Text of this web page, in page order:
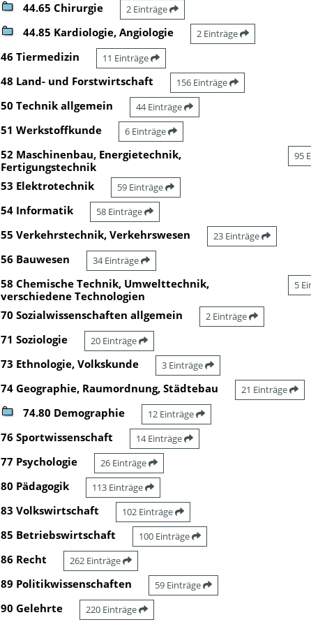
44.65 Chirurgie 2 Einträge
44.85 Kardiologie, Angiologie 2 Einträge
46 Tiermedizin 11 Einträge
48 Land- und Forstwirtschaft 156 Einträge
50 Technik allgemein 44 Einträge
51 Werkstoffkunde 6 Einträge
52 Maschinenbau, Energietechnik,
Fertigungstechnik
95
53 Elektrotechnik 59 Einträge
54 Informatik 58 Einträge
55 Verkehrstechnik, Verkehrswesen 23 Einträge
56 Bauwesen 34 Einträge
58 Chemische Technik, Umwelttechnik,
verschiedene Technologien
5
70 Sozialwissenschaften allgemein 2 Einträge
71 Soziologie 20 Einträge
73 Ethnologie, Volkskunde 3 Einträge
74 Geographie, Raumordnung, Städtebau 21 Einträge
74.80 Demographie 12 Einträge
76 Sportwissenschaft 14 Einträge
77 Psychologie 26 Einträge
80 Pädagogik 113 Einträge
83 Volkswirtschaft 102 Einträge
85 Betriebswirtschaft 100 Einträge
86 Recht 262 Einträge
89 Politikwissenschaften 59 Einträge
90 Gelehrte 220 Einträge